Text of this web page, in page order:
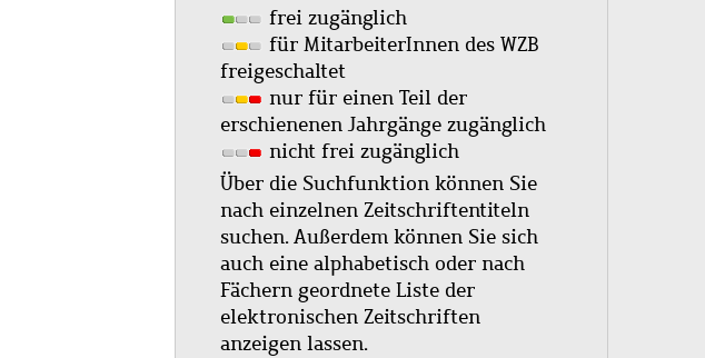
frei zugänglich
für MitarbeiterInnen des WZB
freigeschaltet
nur für einen Teil der
erschienenen Jahrgänge zugänglich
nicht frei zugänglich
Über die Suchfunktion können Sie
nach einzelnen Zeitschriftentiteln
suchen. Außerdem können Sie sich
auch eine alphabetisch oder nach
Fächern geordnete Liste der
elektronischen Zeitschriften
anzeigen lassen.